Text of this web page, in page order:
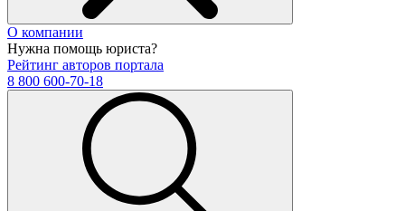
О компании
Нужна помощь юриста?
Рейтинг авторов портала
8 800 600-70-18